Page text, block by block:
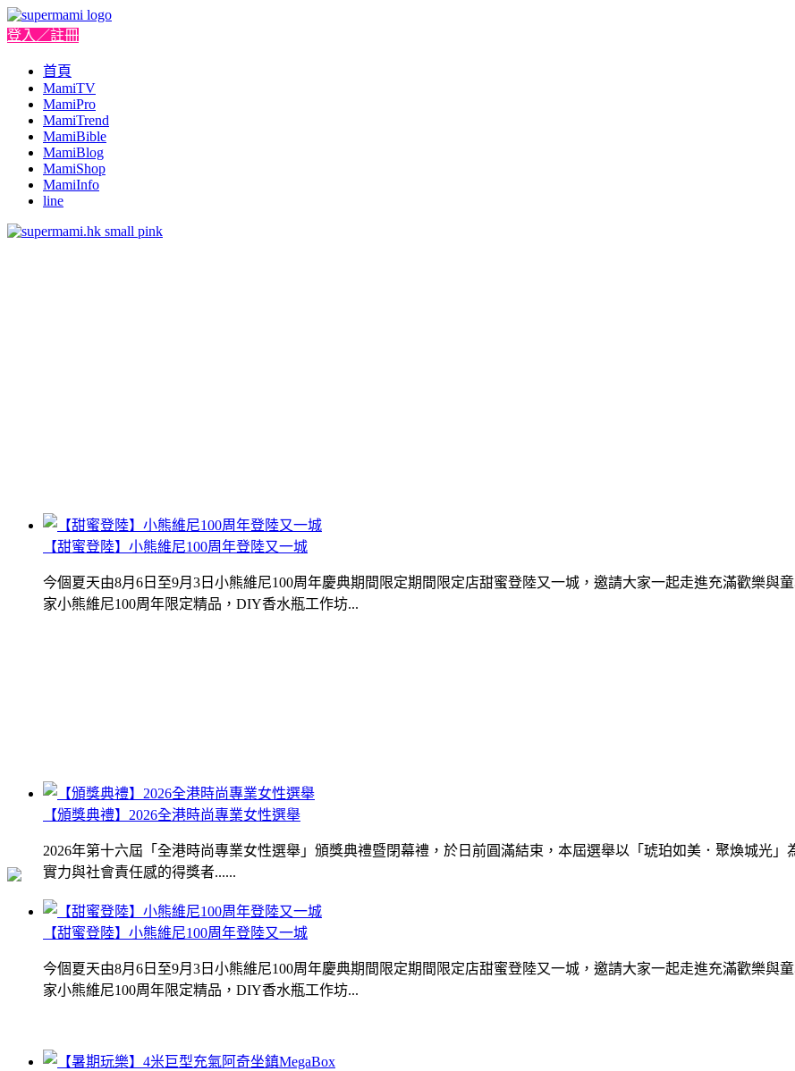
登入／註冊
首頁
MamiTV
MamiPro
MamiTrend
MamiBible
MamiBlog
MamiShop
MamiInfo
line
【甜蜜登陸】小熊維尼100周年登陸又一城
今個夏天由8月6日至9月3日小熊維尼100周年慶典期間限定期間限定店甜蜜登陸又一城，邀請大家一起走進充滿歡樂與
家小熊維尼100周年限定精品，DIY香水瓶工作坊...
【頒獎典禮】2026全港時尚專業女性選舉
2026年第十六屆「全港時尚專業女性選舉」頒獎典禮暨閉幕禮，於日前圓滿結束，本屆選舉以「琥珀如美．聚煥城光
實力與社會責任感的得獎者......
【甜蜜登陸】小熊維尼100周年登陸又一城
今個夏天由8月6日至9月3日小熊維尼100周年慶典期間限定期間限定店甜蜜登陸又一城，邀請大家一起走進充滿歡樂與
家小熊維尼100周年限定精品，DIY香水瓶工作坊...